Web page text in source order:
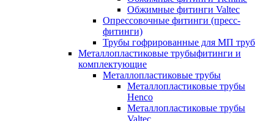
Обжимные фитинги Valtec
Опрессовочные фитинги (пресс-
фитинги)
Трубы гофрированные для МП труб
Металлопластиковые трубыфитинги и
комплектующие
Металлопластиковые трубы
Металлопластиковые трубы
Henco
Металлопластиковые трубы